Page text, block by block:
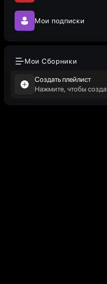
Мои подписки
Мои Сборники
Создать плейлист
Нажмите, чтобы